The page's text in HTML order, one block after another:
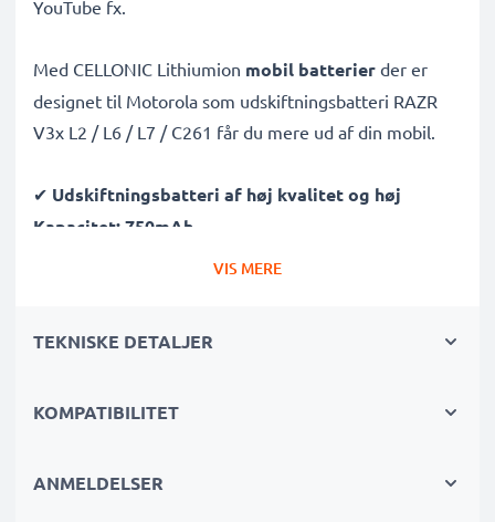
YouTube fx.
Med CELLONIC Lithiumion mobil batterier der er
designet til Motorola som udskiftningsbatteri RAZR
V3x L2 / L6 / L7 / C261 får du mere ud af din mobil.
✔ Udskiftningsbatteri af høj kvalitet og høj
Kapacitet: 750mAh
- takket være højmoderne Lithium-
✔Garanteret sikkerhed
✔ Hver enkelt celle i batterierne testes separat for at
✔100% kompatibel udskiftning
VIS MERE
TEKNISKE DETALJER
KOMPATIBILITET
ANMELDELSER